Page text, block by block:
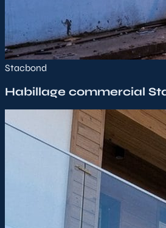
Stacbond
Habillage commercial